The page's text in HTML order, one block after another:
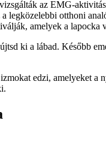
az EMG-
legközelebbi otthoni
amelyek a lapocka
ki a lábad. Később
edzi, amelyeket